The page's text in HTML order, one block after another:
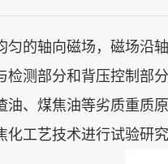
的轴向磁场，磁场沿
测部分和背压控制部分
、煤焦油等劣质重质
工艺技术进行试验研究